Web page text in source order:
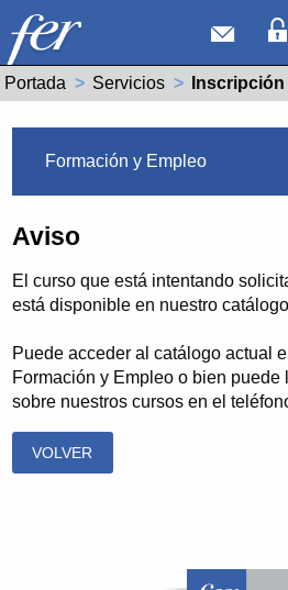
Portada Servicios Actual:
Inscripción
Formación y Empleo
Aviso
El curso que está intentando
está disponible en nuestro
Puede acceder al catálogo actual
Formación y Empleo o bien puede
sobre nuestros cursos en el
VOLVER